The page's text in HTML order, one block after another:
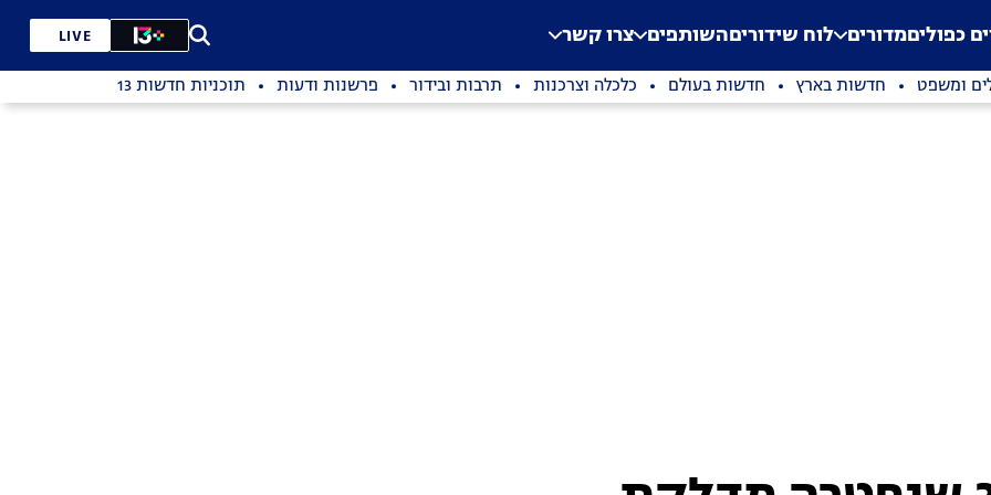
Application error: a
. כפוליםמדורים לוח שידוריםהשותפים צרו קשר LIVE
ומשפט חדשות בארץ חדשות בעולם כלכלה וצרכנות תרבות ובידור פרשנות ודעות תוכניות חדשות 13